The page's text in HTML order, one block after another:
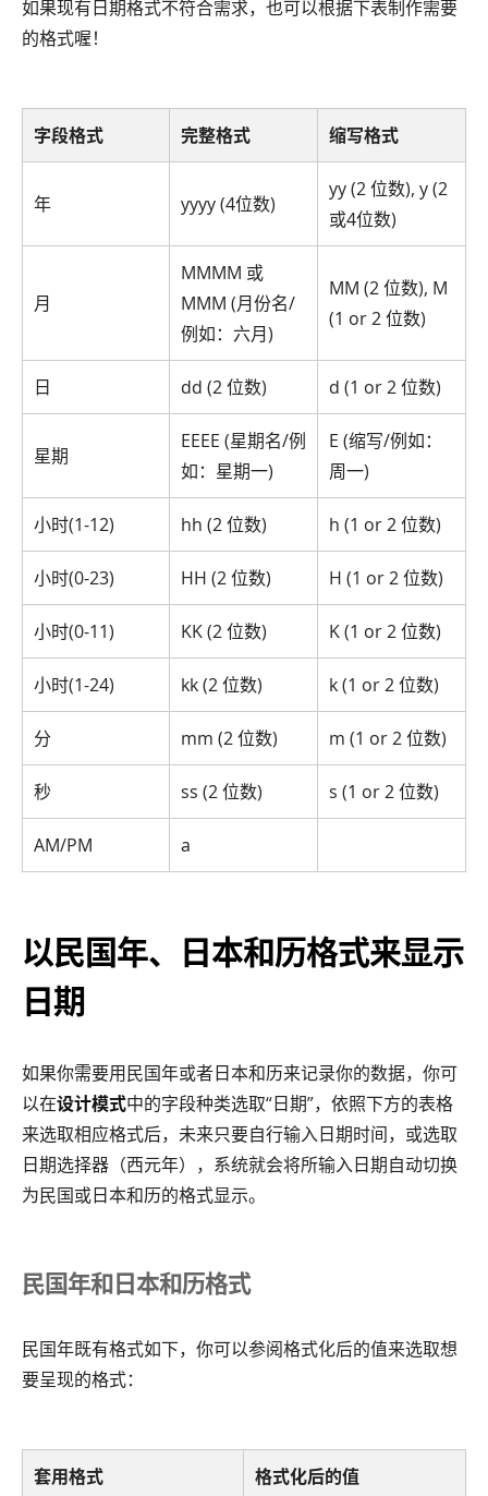
如果现有日期格式不符合需求，也可以根据下表制作需要
的格式喔！
字段格式 完整格式 缩写格式
年 yyyy (4位数)
yy (2 位数), y (2
或4位数)
月
MMMM 或
MMM (月份名/
例如：六月)
MM (2 位数), M
(1 or 2 位数)
日 dd (2 位数) d (1 or 2 位数)
星期
EEEE (星期名/例
如：星期一)
E (缩写/例如：
周一)
小时(1-12) hh (2 位数) h (1 or 2 位数)
小时(0-23) HH (2 位数) H (1 or 2 位数)
小时(0-11) KK (2 位数) K (1 or 2 位数)
小时(1-24) kk (2 位数) k (1 or 2 位数)
分 mm (2 位数) m (1 or 2 位数)
秒 ss (2 位数) s (1 or 2 位数)
AM/PM a
以民国年、日本和历格式来显示
日期
如果你需要用民国年或者日本和历来记录你的数据，你可
以在设计模式中的字段种类选取“日期”，依照下方的表格
来选取相应格式后，未来只要自行输入日期时间，或选取
日期选择器（西元年），系统就会将所输入日期自动切换
为民国或日本和历的格式显示。
民国年和日本和历格式
民国年既有格式如下，你可以参阅格式化后的值来选取想
要呈现的格式：
套用格式 格式化后的值